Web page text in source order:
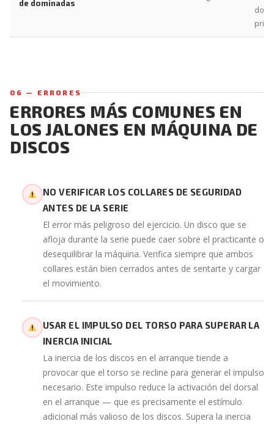
de dominadas
06 — ERRORES
ERRORES MÁS COMUNES EN
LOS JALONES EN MÁQUINA DE
DISCOS
NO VERIFICAR LOS COLLARES DE SEGURIDAD
ANTES DE LA SERIE
El error más peligroso del ejercicio. Un disco que se
afloja durante la serie puede caer sobre el practicante o
desequilibrar la máquina. Verifica siempre que ambos
collares están bien cerrados antes de sentarte y cargar
el movimiento.
USAR EL IMPULSO DEL TORSO PARA SUPERAR LA
INERCIA INICIAL
La inercia de los discos en el arranque tiende a
provocar que el torso se recline para generar el impulso
necesario. Este impulso reduce la activación del dorsal
en el arranque — que es precisamente el estímulo
adicional más valioso de los discos. Supera la inercia